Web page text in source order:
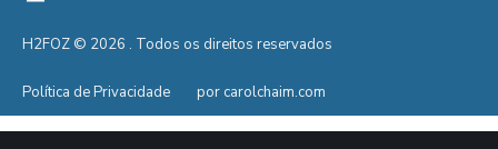
H2FOZ © 2026 . Todos os direitos reservados
Política de Privacidade por carolchaim.com